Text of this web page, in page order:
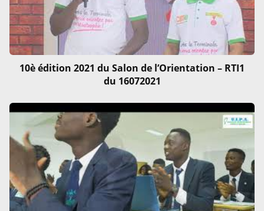
10è édition 2021 du Salon de l’Orientation – RTI1
du 16072021